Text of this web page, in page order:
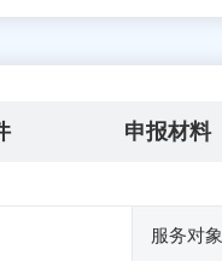
申报材料
服务对象